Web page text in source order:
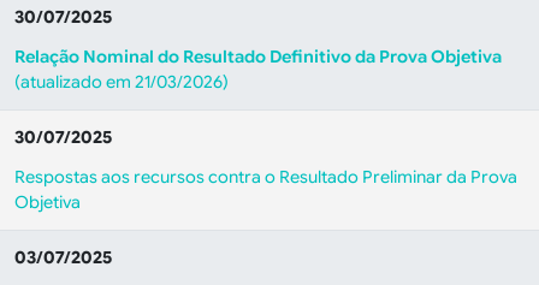
30/07/2025
Relação Nominal do Resultado Definitivo da Prova Objetiva
(atualizado em 21/03/2026)
30/07/2025
Respostas aos recursos contra o Resultado Preliminar da Prova
Objetiva
03/07/2025